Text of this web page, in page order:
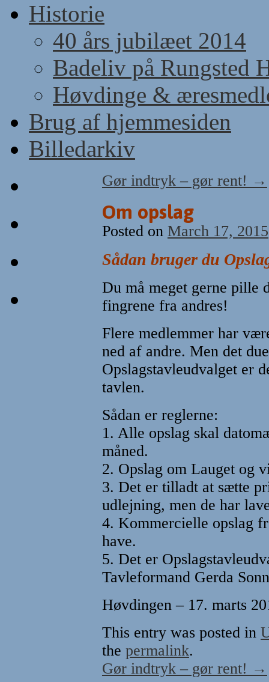
Historie
40 års jubilæet 2014
Badeliv på Rungsted
Høvdinge &
Brug af hjemmesiden
Billedarkiv
Gør indtryk – gør rent! →
Om opslag
Posted on March 17, 2015
Sådan bruger du
Du må meget gerne pille
fingrene fra andres!
Flere medlemmer har
ned af andre. Men det
Opslagstavleudvalget er
tavlen.
Sådan er reglerne:
1. Alle opslag skal
måned.
2. Opslag om Lauget og
3. Det er tilladt at sætte
udlejning, men de har
4. Kommercielle opslag
have.
5. Det er
Tavleformand Gerda
Høvdingen – 17. marts
This entry was posted in
the permalink.
Gør indtryk – gør rent! →